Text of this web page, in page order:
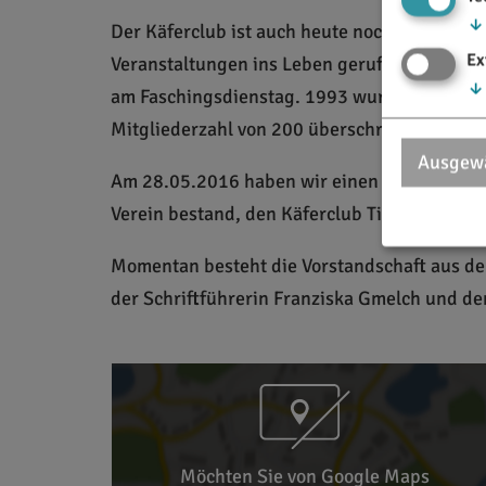
Der Käferclub ist auch heute noch fest im
Veranstaltungen ins Leben gerufen, unter
am Faschingsdienstag. 1993 wurde das
Mitgliederzahl von 200 überschritten. 2008
Am 28.05.2016 haben wir einen
Verein bestand, den Käferclub Titting e. V.
Momentan besteht die Vorstandschaft aus
der Schriftführerin Franziska Gmelch und
Möchten Sie von Google Maps
↓
↓